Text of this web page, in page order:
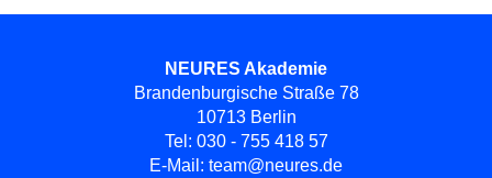
NEURES Akademie
Brandenburgische Straße 78
10713 Berlin
Tel: 030 - 755 418 57
E-Mail: team@neures.de